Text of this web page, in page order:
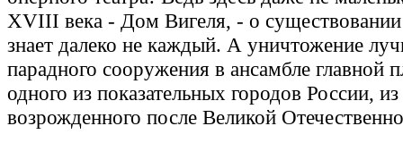
XVIII века - Дом Вигеля, - о существовании
знает далеко не каждый. А уничтожение
парадного сооружения в ансамбле главной
одного из показательных городов России,
возрожденного после Великой